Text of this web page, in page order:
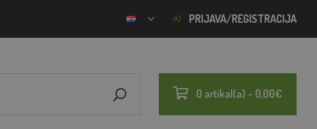
PRIJAVA/REGISTRACIJA
0 artikal(a) - 0,00€